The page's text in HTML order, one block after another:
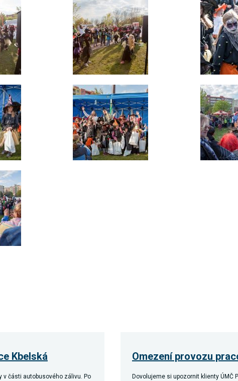
Kbelská
v části autobusového zálivu. Po
Omezení provozu
Dovolujeme si upozornit klienty ÚMČ